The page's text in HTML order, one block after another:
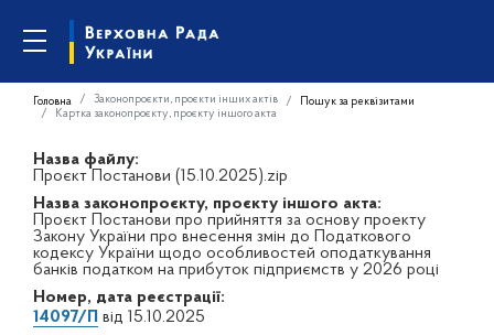
Головна Законопроєкти, проєкти інших актів
Пошук за реквізитами
Картка законопроєкту, проєкту іншого акта
Назва файлу:
Проєкт Постанови (15.10.2025).zip
Назва законопроєкту, проєкту іншого акта:
Проєкт Постанови про прийняття за основу проекту
Закону України про внесення змін до Податкового
кодексу України щодо особливостей оподаткування
банків податком на прибуток підприємств у 2026 році
Номер, дата реєстрації:
14097/П від 15.10.2025